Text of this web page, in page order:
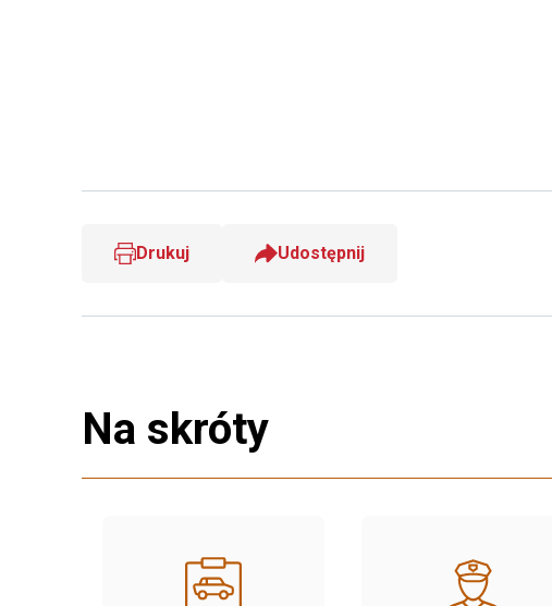
Drukuj Udostępnij
Na skróty